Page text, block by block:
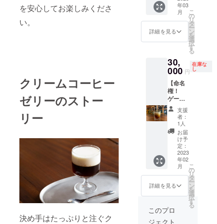
を安心してお楽しみくださ
い。
クリームコーヒー
ゼリーのストー
リー
決め手はたっぷりと注ぐク
悟…笑
御予約
で個室
利用が
毎回無
料とな
す。 ※
会員権1
枚につ
き5名様
まで
20%off
となり
ます。
※画像は
イメー
ジで
す。お
楽しみ
に！
店バー
限定 常
時
20%OF
F！】
吉祥寺
でご利
用いた
だける
会員権
です。
週替わ
りの特
別ギフ
ト(メー
ルでお
好きな
ブラン
ド等を
回答し
ていた
だきま
す。)を
待ちし
ており
年03
月
詳細を見る
こ
の
リ
タ
ー
ン
を
選
択
す
る
30,
000 円
在庫な
し
【命名
権！
ゲー
リック
コー
ヒー+こ
だわり
クリー
ム】 ス
コッチ
ウィス
キーを
ホット
コー
ヒーに
注ぎ、
特製ク
リーム
支援
者：
1人
お届
け予
定：
2023
年02
月
詳細を見る
こ
の
リ
タ
ー
ン
を
選
択
す
る
このプロ
ジェクト